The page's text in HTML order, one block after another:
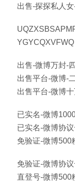
出售-探探私人
YGYCQXVFWQ
出售-微博万封-
出售平台-微博-
出售平台-微博
已实名-微博
已实名-微博协
免验证-微博500
免验证-微博协
直登号-微博500